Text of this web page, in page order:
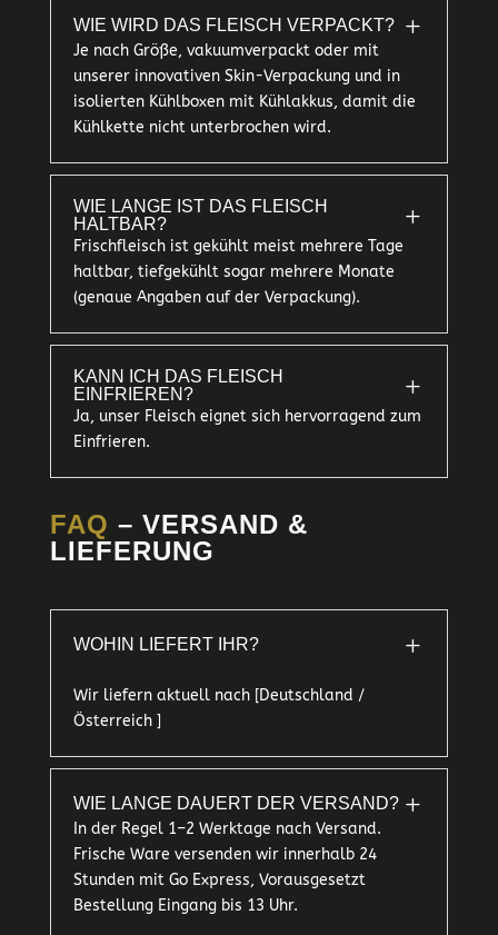
WIE WIRD DAS FLEISCH VERPACKT? L
Je nach Größe, vakuumverpackt oder mit
unserer innovativen Skin-Verpackung und in
isolierten Kühlboxen mit Kühlakkus, damit die
Kühlkette nicht unterbrochen wird.
WIE LANGE IST DAS FLEISCH
HALTBAR?
L
Frischfleisch ist gekühlt meist mehrere Tage
haltbar, tiefgekühlt sogar mehrere Monate
(genaue Angaben auf der Verpackung).
KANN ICH DAS FLEISCH
EINFRIEREN?
L
Ja, unser Fleisch eignet sich hervorragend zum
Einfrieren.
FAQ – VERSAND &
LIEFERUNG
WOHIN LIEFERT IHR? L
Wir liefern aktuell nach [Deutschland /
Österreich ]
WIE LANGE DAUERT DER VERSAND? L
In der Regel 1–2 Werktage nach Versand.
Frische Ware versenden wir innerhalb 24
Stunden mit Go Express, Vorausgesetzt
Bestellung Eingang bis 13 Uhr.